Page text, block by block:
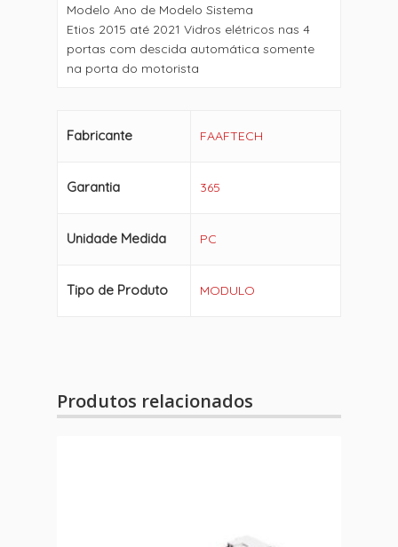
Modelo Ano de Modelo Sistema
Etios 2015 até 2021 Vidros elétricos nas 4
portas com descida automática somente
na porta do motorista
Fabricante FAAFTECH
Garantia 365
Unidade Medida PC
Tipo de Produto MODULO
Produtos relacionados